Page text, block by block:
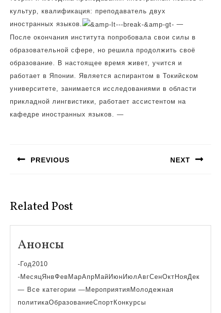
культур, квалификация: преподаватель двух
иностранных языков.
—
После окончания института попробовала свои силы в
образовательной сфере, но решила продолжить своё
образование. В настоящее время живет, учится и
работает в Японии. Является аспирантом в Токийском
университете, занимается исследованиями в области
прикладной лингвистики, работает ассистентом на
кафедре иностранных языков. —
записям
PREVIOUS NEXT
Related Post
Анонсы
-Год2010
-МесяцЯнвФевМарАпрМайИюнИюлАвгСенОктНояДек
— Все категории —МероприятияМолодежная
политикаОбразованиеСпортКонкурсы